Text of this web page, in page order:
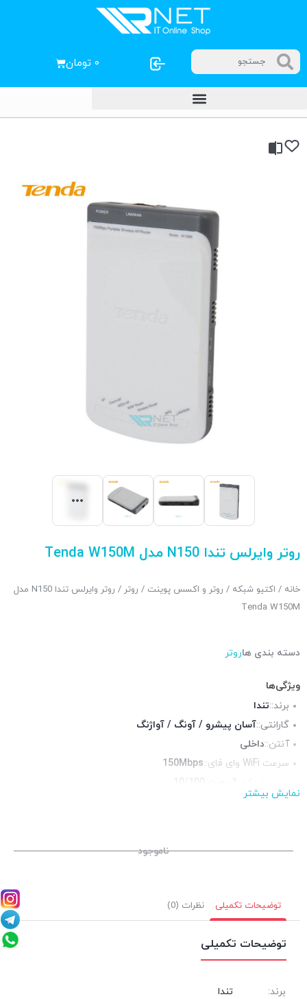
۰ تومان
روتر وایرلس تندا N150 مدل Tenda W150M
خانه / اکتیو شبکه / روتر و اکسس پوینت / روتر
/ روتر وایرلس تندا N150 مدل
Tenda W150M
دسته بندی هاروتر
ویژگی‌ها
برند::تندا
گارانتی::آسان پیشرو / آونگ / آواژنگ
آنتن::داخلی
سرعت WiFi وای فای::
150Mbps
فرکانس::
نمایش بیشتر
ناموجود
توضیحات تکمیلی نظرات (0)
توضیحات تکمیلی
برند: تندا